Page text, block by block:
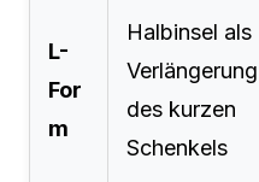
L-
For
m
Halbinsel als
Verlängerung
des kurzen
Schenkels